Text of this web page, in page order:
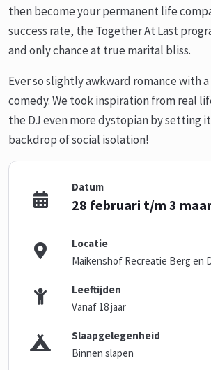
then become your permanent life
success rate, the Together At Last
and only chance at true marital bliss.
Ever so slightly awkward romance with
comedy. We took inspiration from real
the DJ even more dystopian by setting
backdrop of social isolation!
Datum
28 februari t/m 3
Locatie
Maikenshof Recreatie Berg en
Leeftijden
Vanaf 18 jaar
Slaapgelegenheid
Binnen slapen